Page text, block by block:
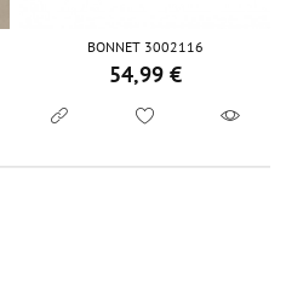
BONNET 3002116
Prix
54,99 €